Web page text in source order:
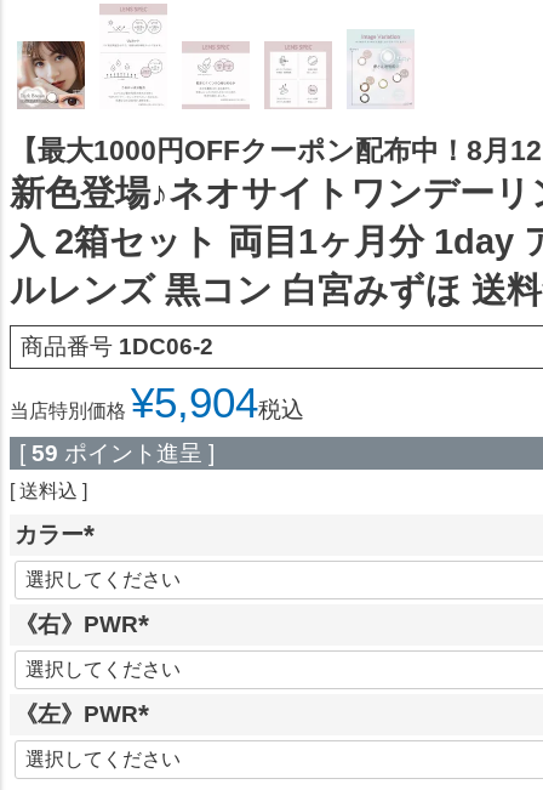
【最大1000円OFFクーポン配布中！8月
新色登場♪ネオサイトワンデーリ
入 2箱セット 両目1ヶ月分 1day
ルレンズ 黒コン 白宮みずほ 送
商品番号 1DC06-2
当店特別価格 ¥5,904税込
[ 59 ポイント進呈 ]
送料込
カラー
(
必
須
)
《右》PWR
(
必
須
)
《左》PWR
(
必